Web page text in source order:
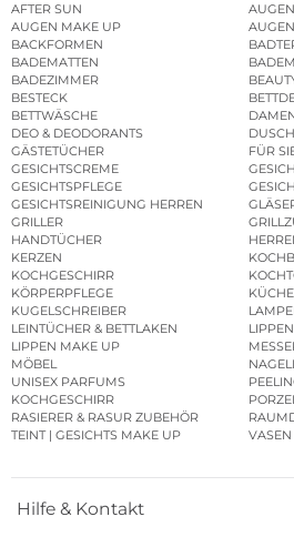
AFTER SUN
AUGEN MAKE UP
BACKFORMEN
BADEMATTEN
BADEZIMMER
BESTECK
BETTWÄSCHE
DEO & DEODORANTS
GÄSTETÜCHER
FÜR
GESICHTSCREME
GESICHTSPFLEGE
GESICHTSREINIGUNG HERREN
GRILLER
HANDTÜCHER
KERZEN
KOCHGESCHIRR
KÖRPERPFLEGE
KUGELSCHREIBER
LEINTÜCHER & BETTLAKEN
LIPPEN MAKE UP
MÖBEL
UNISEX PARFUMS
KOCHGESCHIRR
RASIERER & RASUR ZUBEHÖR
TEINT | GESICHTS MAKE UP
VASEN
Hilfe & Kontakt